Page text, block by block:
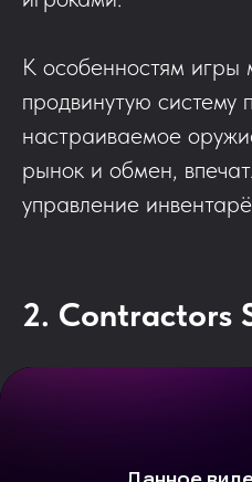
К особенностям игры
продвинутую систему
настраиваемое
рынок и обмен,
управление
2. Contractors